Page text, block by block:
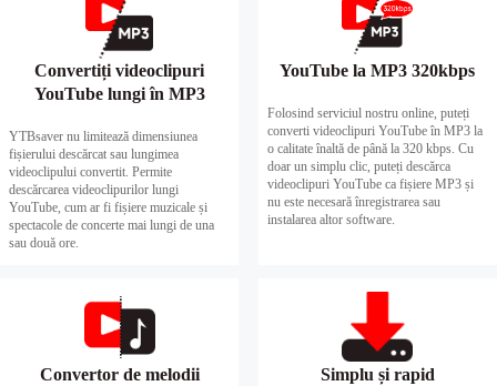
Convertiți videoclipuri
YouTube lungi în MP3
YTBsaver nu limitează dimensiunea
fișierului descărcat sau lungimea
videoclipului convertit. Permite
descărcarea videoclipurilor lungi
YouTube, cum ar fi fișiere muzicale și
spectacole de concerte mai lungi de una
sau două ore.
YouTube la MP3 320kbps
Folosind serviciul nostru online, puteți
converti videoclipuri YouTube în MP3 la
o calitate înaltă de până la 320 kbps. Cu
doar un simplu clic, puteți descărca
videoclipuri YouTube ca fișiere MP3 și
nu este necesară înregistrarea sau
instalarea altor software.
Convertor de melodii
Simplu și rapid